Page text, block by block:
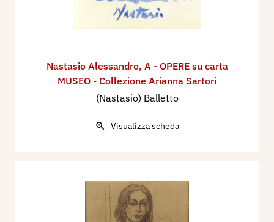
Nastasio Alessandro, A - OPERE su carta
MUSEO - Collezione Arianna Sartori
(Nastasio) Balletto
Visualizza scheda